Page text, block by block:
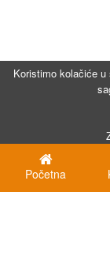
Koristimo kolačiće
Početna